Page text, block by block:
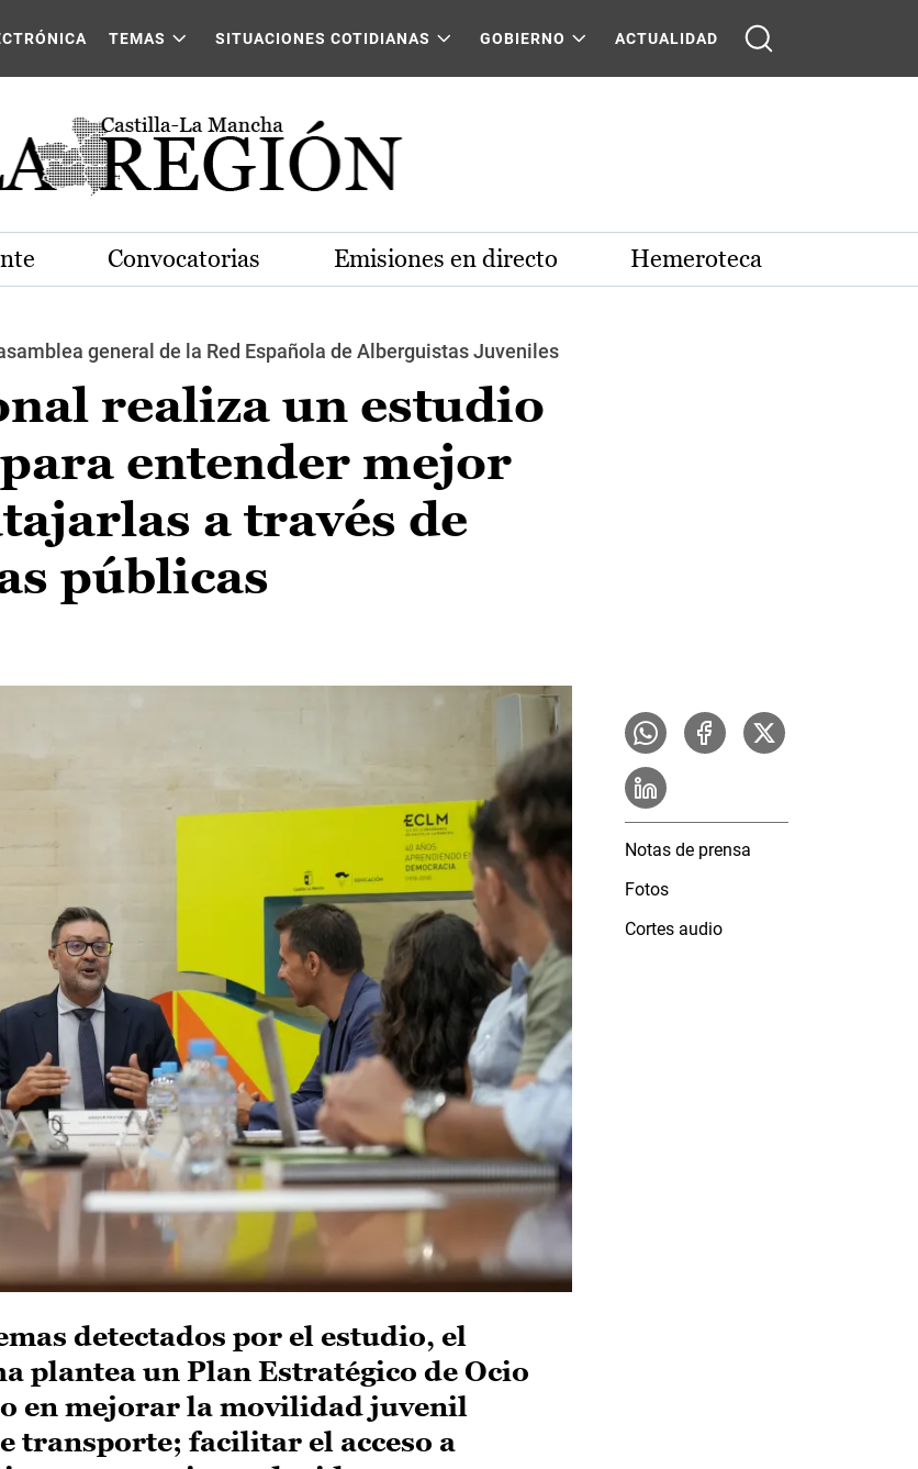
TEMAS SITUACIONES COTIDIANAS GOBIERNO ACTUALIDAD
Convocatorias Emisiones en directo Hemeroteca
general de la Red Española de Alberguistas Juveniles
realiza un estudio
entender mejor
a través de
públicas
detectados por el estudio, el
plantea un Plan Estratégico de Ocio
en mejorar la movilidad juvenil
transporte; facilitar el acceso a
Notas de prensa
Fotos
Cortes audio